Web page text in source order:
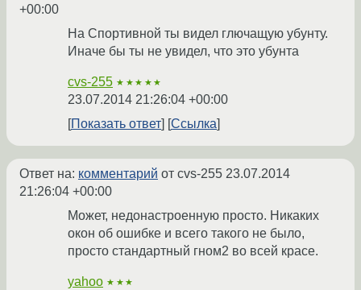
+00:00
На Спортивной ты видел глючащую убунту.
Иначе бы ты не увидел, что это убунта
cvs-255 ★★★★★
23.07.2014 21:26:04 +00:00
Показать ответ
Ссылка
Ответ на: комментарий от cvs-255 23.07.2014
21:26:04 +00:00
Может, недонастроенную просто. Никаких
окон об ошибке и всего такого не было,
просто стандартный гном2 во всей красе.
yahoo ★★★